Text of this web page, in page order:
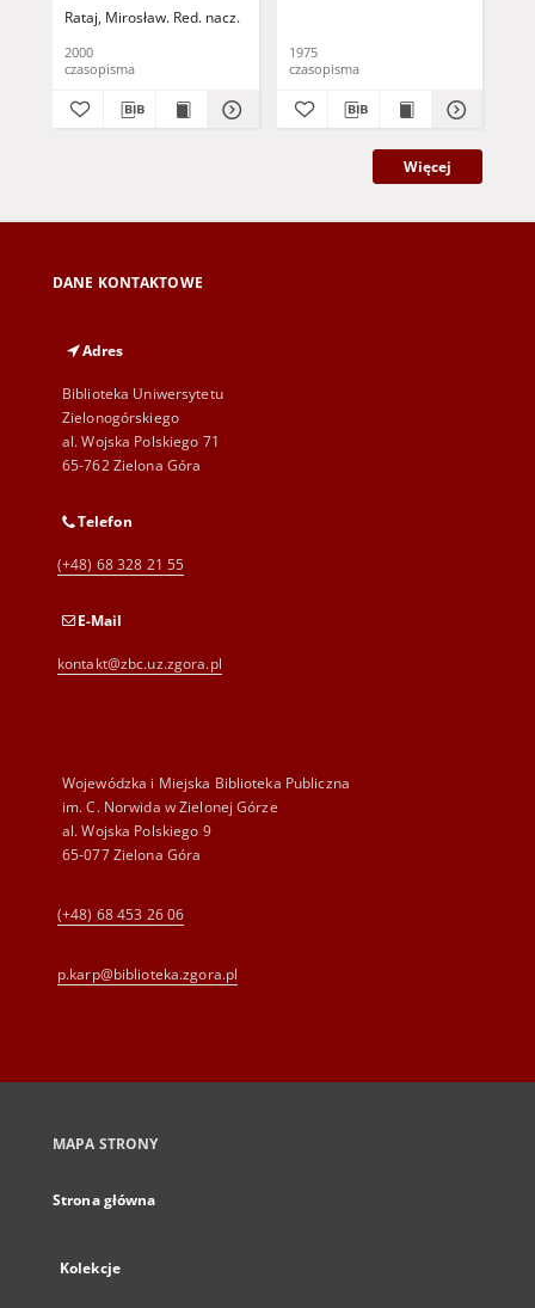
Rataj, Mirosław. Red. nacz.
2000
czasopisma
1975
czasopisma
Więcej
DANE KONTAKTOWE
Adres
Biblioteka Uniwersytetu
Zielonogórskiego
al. Wojska Polskiego 71
65-762 Zielona Góra
Telefon
(+48) 68 328 21 55
E-Mail
kontakt@zbc.uz.zgora.pl
Wojewódzka i Miejska Biblioteka Publiczna
im. C. Norwida w Zielonej Górze
al. Wojska Polskiego 9
65-077 Zielona Góra
(+48) 68 453 26 06
p.karp@biblioteka.zgora.pl
MAPA STRONY
Strona główna
Kolekcje